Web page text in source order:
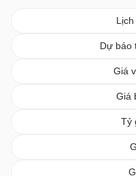
Dự báo
Giá
Giá
Tỷ